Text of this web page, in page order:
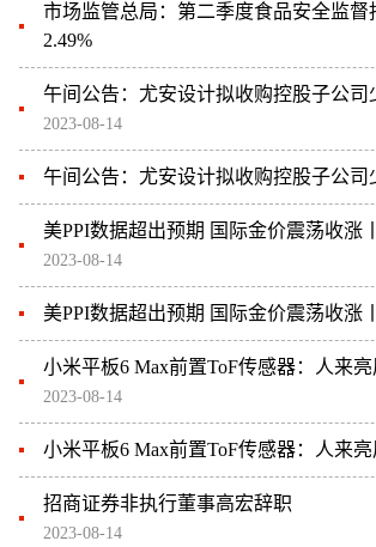
市场监管总局：第二季度食品安全监督
2.49%
午间公告：尤安设计拟收购控股子公司
2023-08-14
午间公告：尤安设计拟收购控股子公司
美PPI数据超出预期 国际金价震荡收涨
2023-08-14
美PPI数据超出预期 国际金价震荡收涨
小米平板6 Max前置ToF传感器：人来
2023-08-14
小米平板6 Max前置ToF传感器：人来
招商证券非执行董事高宏辞职
2023-08-14